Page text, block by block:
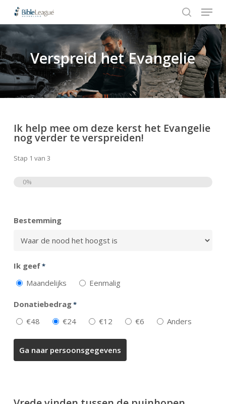
main
content
Hit enter to search or ESC to close
search
Menu
Verspreid het Evangelie
Ik help mee om deze kerst het Evangelie
nog verder te verspreiden!
Stap 1 van 3
0%
Bestemming
Ik geef*
Maandelijks Eenmalig
Donatiebedrag*
€48 €24 €12 €6 Anders
Close
Menu
van
3,